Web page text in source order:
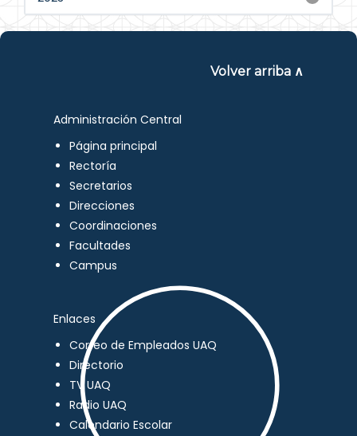
Volver arriba ∧
Administración Central
Página principal
Rectoría
Secretarios
Direcciones
Coordinaciones
Facultades
Campus
Enlaces
Correo de Empleados UAQ
Directorio
TV UAQ
Radio UAQ
Calendario Escolar